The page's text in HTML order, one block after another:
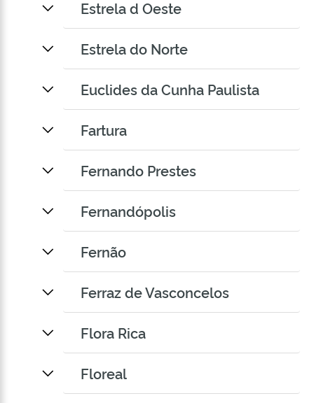
Estrela d Oeste
Estrela do Norte
Euclides da Cunha Paulista
Fartura
Fernando Prestes
Fernandópolis
Fernão
Ferraz de Vasconcelos
Flora Rica
Floreal